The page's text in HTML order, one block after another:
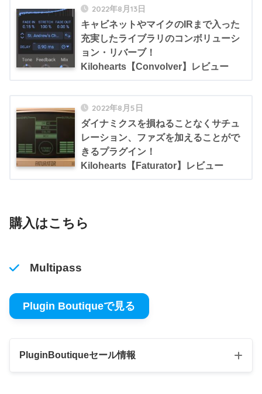
2022年8月13日
キャビネットやマイクのIRまで入った
充実したライブラリのコンボリューシ
ョン・リバーブ！
Kilohearts【Convolver】レビュー
2022年8月5日
ダイナミクスを損ねることなくサチュ
レーション、ファズを加えることがで
きるプラグイン！
Kilohearts【Faturator】レビュー
購入はこちら
Multipass
Plugin Boutiqueで見る
PluginBoutiqueセール情報